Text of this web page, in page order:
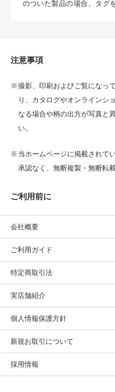
のついた製品の場合、タグ
注意事項
撮影、印刷およびご覧になっ
り、カタログやオンラインシ
なる場合や柄の出方が写真と
い。
当ホームページに掲載されて
承認なく、無断複製・無断転
ご利用前に
会社概要
ご利用ガイド
特定商取引法
実店舗紹介
個人情報保護方針
新規お取引について
採用情報